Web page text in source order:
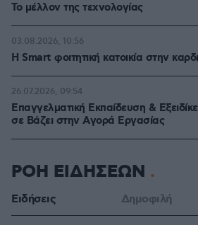
Το μέλλον της τεχνολογίας
Η Smart φοιτητική κατοικία στην
03.08.2026, 10:56
Επαγγελματική Εκπαίδευση &
σε Bάζει στην Aγορά Eργασίας
26.07.2026, 09:54
ΡΟΗ ΕΙΔΗΣΕΩΝ
Ειδήσεις Δημοφιλή